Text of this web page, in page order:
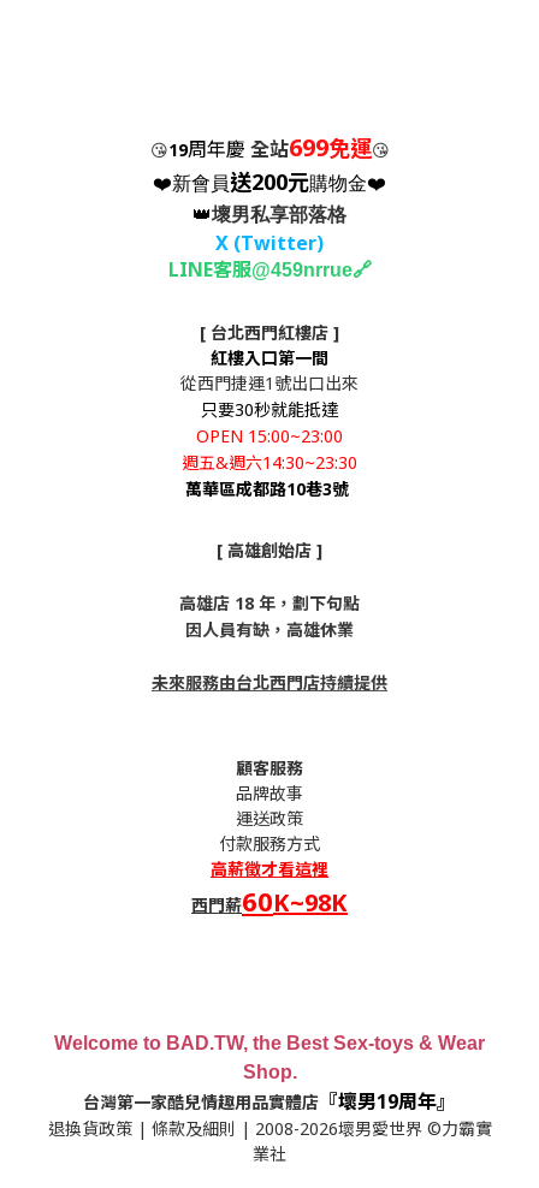
😘19周年慶 全站699免運😘
❤️新會員送200元購物金❤️
👑壞男私享部落格
X (Twitter)
LINE客服@459nrrue🔗
[ 台北西門紅樓店 ]
紅樓入口第一間
從西門捷運1號出口出來
只要30秒就能抵達
OPEN 15:00~23:00
週五&週六14:30~23:30
萬華區成都路10巷3號
[ 高雄創始店 ]
高雄店 18 年，劃下句點
因人員有缺，高雄休業
未來服務由台北西門店持續提供
顧客服務
品牌故事
運送政策
付款服務方式
高薪徵才看這裡
西門薪60K~98K
Welcome to BAD.TW, the Best Sex-toys & Wear
Shop.
台灣第一家酷兒情趣用品實體店 『壞男19周年』
退換貨政策| 條款及細則 | 2008-2026壞男愛世界 ©力霸實
業社